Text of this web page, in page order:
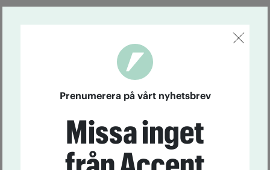
Prenumerera på vårt nyhetsbrev
Missa inget